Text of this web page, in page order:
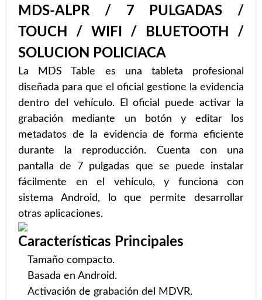
MDS-ALPR / 7 PULGADAS /
TOUCH / WIFI / BLUETOOTH /
SOLUCION POLICIACA
La MDS Table es una tableta profesional
diseñada para que el oficial gestione la evidencia
dentro del vehículo. El oficial puede activar la
grabación mediante un botón y editar los
metadatos de la evidencia de forma eficiente
durante la reproducción. Cuenta con una
pantalla de 7 pulgadas que se puede instalar
fácilmente en el vehículo, y funciona con
sistema Android, lo que permite desarrollar
otras aplicaciones.
Características Principales
Tamaño compacto.
Basada en Android.
Activación de grabación del MDVR.